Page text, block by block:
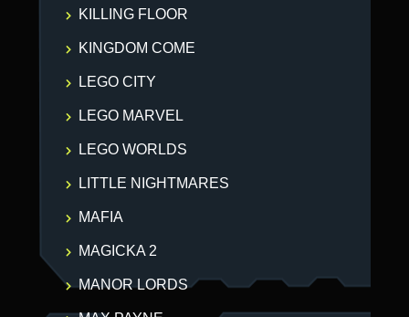
KILLING FLOOR
KINGDOM COME
LEGO CITY
LEGO MARVEL
LEGO WORLDS
LITTLE NIGHTMARES
MAFIA
MAGICKA 2
MANOR LORDS